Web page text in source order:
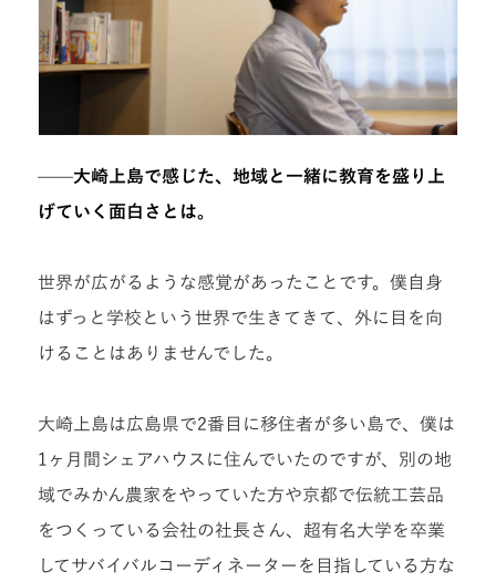
——大崎上島で感じた、地域と一緒に教育を盛り上
げていく面白さとは。
世界が広がるような感覚があったことです。僕自身
はずっと学校という世界で生きてきて、外に目を向
けることはありませんでした。
大崎上島は広島県で2番目に移住者が多い島で、僕は
1ヶ月間シェアハウスに住んでいたのですが、別の地
域でみかん農家をやっていた方や京都で伝統工芸品
をつくっている会社の社長さん、超有名大学を卒業
してサバイバルコーディネーターを目指している方な